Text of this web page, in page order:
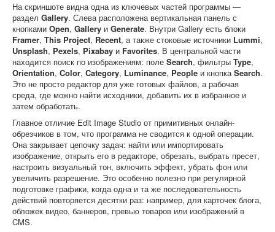
На скриншоте видна одна из ключевых частей программы —
раздел Gallery. Слева расположена вертикальная панель с
кнопками Open, Gallery и Generate. Внутри Gallery есть блоки
Framer, This Project, Recent, а также стоковые источники Lummi,
Unsplash, Pexels, Pixabay и Favorites. В центральной части
находится поиск по изображениям: поле Search, фильтры Type,
Orientation, Color, Category, Luminance, People и кнопкаSearch.
Это не просто редактор для уже готовых файлов, а рабочая
среда, где можно найти исходники, добавить их в избранное и
затем обработать.
Главное отличие Edit Image Studio от примитивных онлайн-
обрезчиков в том, что программа не сводится к одной операции.
Она закрывает цепочку задач: найти или импортировать
изображение, открыть его в редакторе, обрезать, выбрать пресет,
настроить визуальный тон, включить эффект, убрать фон или
увеличить разрешение. Это особенно полезно при регулярной
подготовке графики, когда одна и та же последовательность
действий повторяется десятки раз: например, для карточек блога,
обложек видео, баннеров, превью товаров или изображений в
CMS.